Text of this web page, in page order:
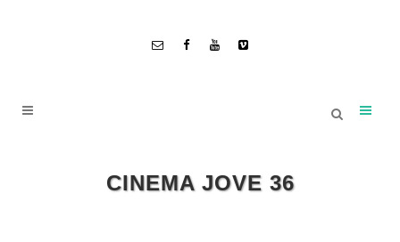
CINEMA JOVE 36